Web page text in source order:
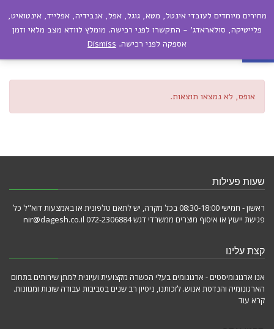
פתח סרגל נגישות
תפריט
בלוג – גריד 4
אופס, לא נמצאו תוצאות.
שעות פעילות
ראשון - חמישי 08:30-18:00 בכל מקרה, יש לתאם טלפונית או באמצעות דוא"ל כל
פגישת ייעוץ או איסוף מוצרים ממשרדי דגש 072-2306884 nir@dagesh.co.il
קצת עלינו
אנו ארגונומיסטים - ארגונומים בעלי הכשרה מקצועית ועיונית למתן שירותים בתחום
הארגונומיה והנדסת אנוש. לזכותנו, ניסיון רב שנים בסביבות עבודה שונות ומגוונות.
קרא עוד
מחירים מיוחדים לעובדי אינטל, מטא, גוגל, אפל, אנבידיה, אפלייד, אינטואיט,
פלייטיקה, סולאראדג' - התקשרו לפני רכישה. מומלץ לוודא מצב מלאי וזמן
אספקה לפני רכישה. Dismiss